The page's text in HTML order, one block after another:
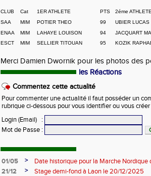
CLUB Cat 1ER ATHLETE PTS
2éme
SAA
MIM POTIER THEO 99
UBIER LUCAS
ENAA
MIM LAHAYE LOUISON 94
JACQUART
ESCT
MIM SELLIER TITOUAN 95 KOZIK
Merci Damien Dwornik pour les photos des
les Réactions
Commentez cette actualité
Pour commenter une actualité il faut posséder un
rubrique ci-dessous pour vous identifier ou vous
Login (Email)
:
Mot de Passe :
01/05 >
Date historique pour la Marche Nordique
21/12
>
Stage demi-fond à Laon le 20/12/2025